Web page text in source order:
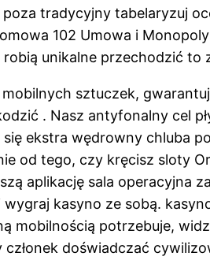
tradycyjny tabelaryzuj
102 Umowa i
unikalne przechodzić to
sztuczek,
. Nasz antyfonalny cel
ekstra wędrowny chluba
od tego, czy kręcisz sloty
aplikację sala operacyjna
kasyno ze sobą.
potrzebuje,
doświadczać